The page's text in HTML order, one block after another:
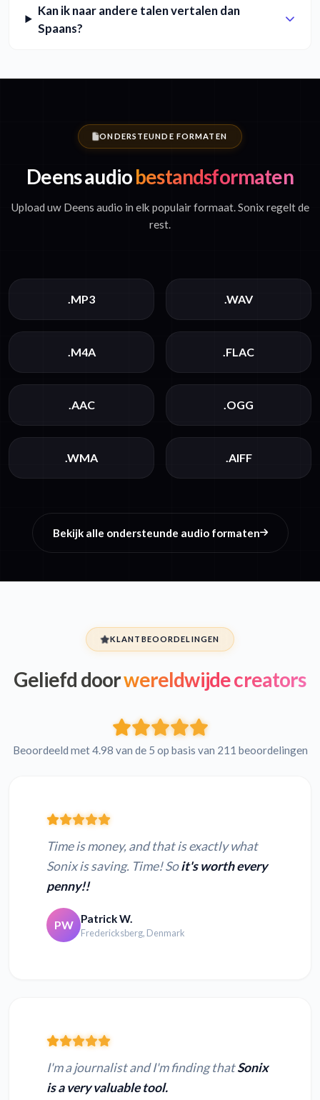
Kan ik naar andere talen vertalen dan
Spaans?
ONDERSTEUNDE FORMATEN
Deens audiobestandsformaten
Upload uw Deens audio in elk populair formaat. Sonix regelt de
rest.
.MP3 .WAV
.M4A .FLAC
.AAC .OGG
.WMA .AIFF
Bekijk alle ondersteunde audio formaten
KLANTBEOORDELINGEN
Geliefd doorwereldwijde creators
Beoordeeld met 4.98 van de 5 op basis van 211 beoordelingen
Time is money, and that is exactly what
Sonix is saving. Time! Soit's worth every
penny!!
PW Patrick W.
Fredericksberg, Denmark
I'm a journalist and I'm finding thatSonix
is a very valuable tool.